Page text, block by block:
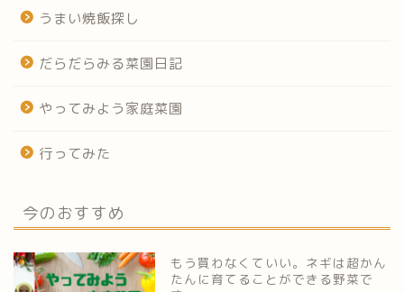
うまい焼飯探し
だらだらみる菜園日記
やってみよう家庭菜園
行ってみた
今のおすすめ
もう買わなくていい。ネギは超かん
たんに育てることができる野菜で